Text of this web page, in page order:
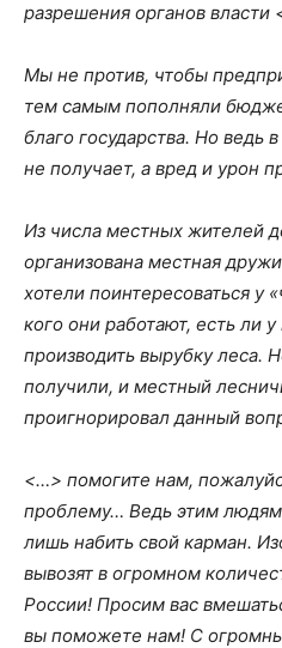
разрешения органов власти
Мы не против, чтобы
тем самым пополняли
благо государства. Но ведь
не получает, а вред и урон
Из числа местных жителей
организована местная
хотели поинтересоваться у
кого они работают, есть ли
производить вырубку леса.
получили, и местный
проигнорировал данный
<…> помогите нам,
проблему… Ведь этим
лишь набить свой карман.
вывозят в огромном
России! Просим вас
вы поможете нам! С